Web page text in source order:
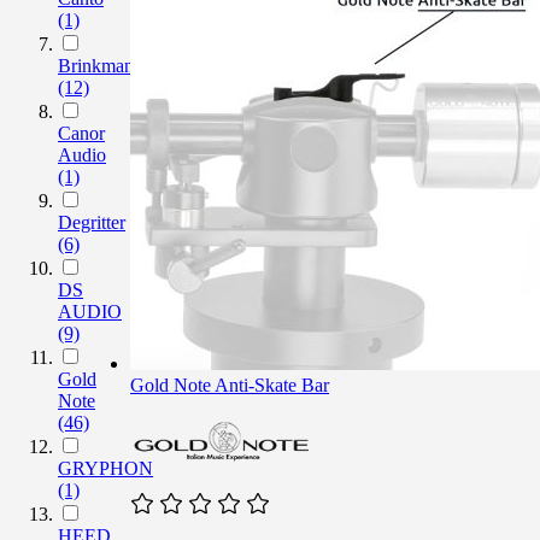
(1)
Brinkmann
(12)
Canor
Audio
(1)
Degritter
(6)
DS
AUDIO
(9)
Gold
Note
(46)
GRYPHON
(1)
HEED
Gold Note Anti-Skate Bar